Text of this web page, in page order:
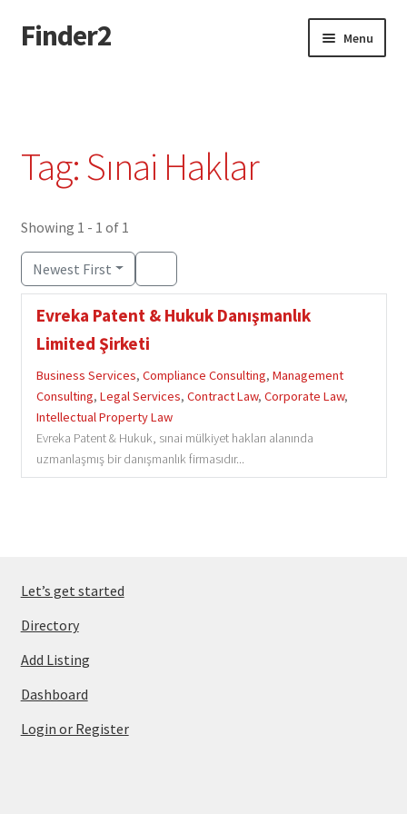
Skip
to
Skip
to
Finder2 Menu
Privacy Policy
Tag: Sınai Haklar
Showing 1 - 1 of 1
Newest First
Evreka Patent & Hukuk Danışmanlık
Limited Şirketi
Business Services, Compliance Consulting, Management
Consulting, Legal Services, Contract Law, Corporate Law,
Intellectual Property Law
Evreka Patent & Hukuk, sınai mülkiyet hakları alanında
uzmanlaşmış bir danışmanlık firmasıdır...
Let’s get started
Directory
Add Listing
Dashboard
Login or Register